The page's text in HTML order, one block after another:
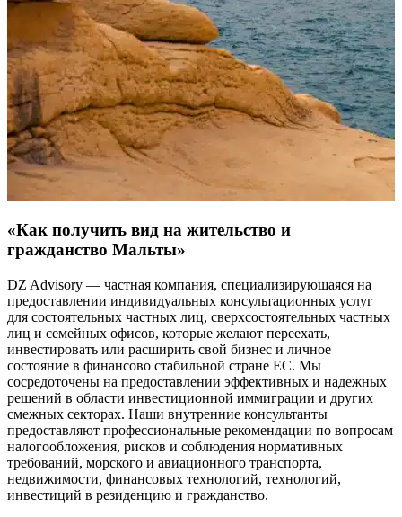
«Как получить вид на жительство и
гражданство Мальты»
DZ Advisory — частная компания, специализирующаяся на
предоставлении индивидуальных консультационных услуг
для состоятельных частных лиц, сверхсостоятельных частных
лиц и семейных офисов, которые желают переехать,
инвестировать или расширить свой бизнес и личное
состояние в финансово стабильной стране ЕС. Мы
сосредоточены на предоставлении эффективных и надежных
решений в области инвестиционной иммиграции и других
смежных секторах. Наши внутренние консультанты
предоставляют профессиональные рекомендации по вопросам
налогообложения, рисков и соблюдения нормативных
требований, морского и авиационного транспорта,
недвижимости, финансовых технологий, технологий,
инвестиций в резиденцию и гражданство.